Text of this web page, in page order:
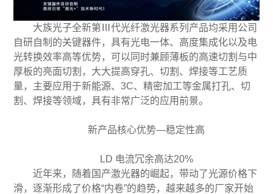
大族光子全新第Ⅲ代光纤激光器系列产品均采用公司
自研自制的关键器件，具有光电一体、高度集成化以及电
光转换效率高等优势，可以同时兼顾薄板的高速切割与中
厚板的亮面切割，大大提高穿孔、切割、焊接等工艺质
量，主要应用于新能源、3C、精密加工等金属打孔、切
割、焊接等领域，具有非常广泛的应用前景。
新产品核心优势—稳定性高
LD 电流冗余高达20%
近年来，随着国产激光器的崛起，带动了光源价格下
滑，逐渐形成了价格“内卷”的趋势，越来越多的厂家开始